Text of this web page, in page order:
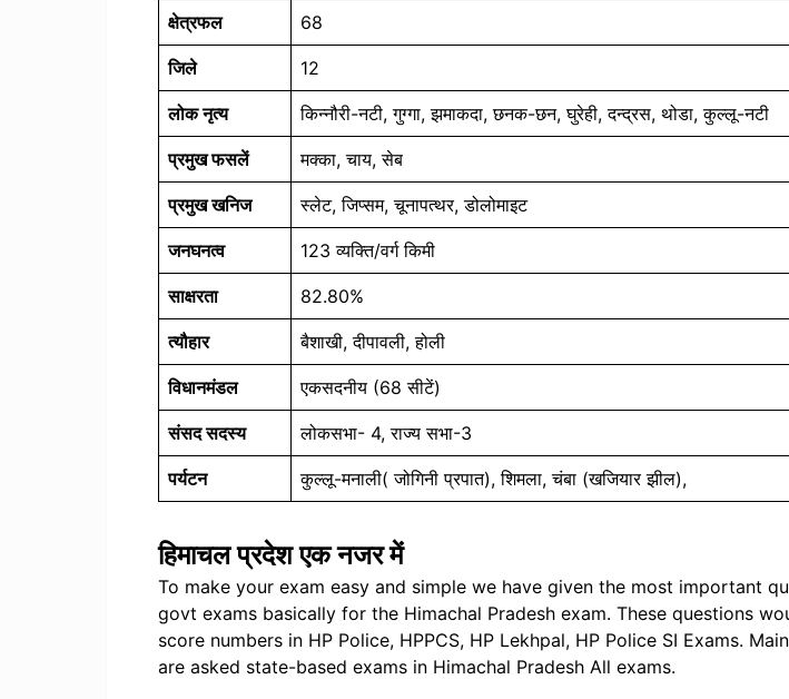
क्षेत्रफल 68
जिले 12
लोक नृत्य किन्नौरी-नटी, गुग्गा, झमाकदा, छनक-छन, घुरेही, दन्द्रस, थोडा, कुल्लू-नटी
प्रमुख फसलें मक्का, चाय, सेब
प्रमुख खनिज स्लेट, जिप्सम, चूनापत्थर, डोलोमाइट
जनघनत्व 123 व्यक्ति/वर्ग किमी
साक्षरता 82.80%
त्यौहार बैशाखी, दीपावली, होली
विधानमंडल एकसदनीय (68 सीटें)
संसद सदस्य लोकसभा- 4, राज्य सभा-3
पर्यटन कुल्लू-मनाली( जोगिनी प्रपात), शिमला, चंबा (खजियार झील),
हिमाचल प्रदेश एक नजर में
To make your exam easy and simple we have given the most important
govt exams basically for the Himachal Pradesh exam. These questions
score numbers in HP Police, HPPCS, HP Lekhpal, HP Police SI Exams.
are asked state-based exams in Himachal Pradesh All exams.